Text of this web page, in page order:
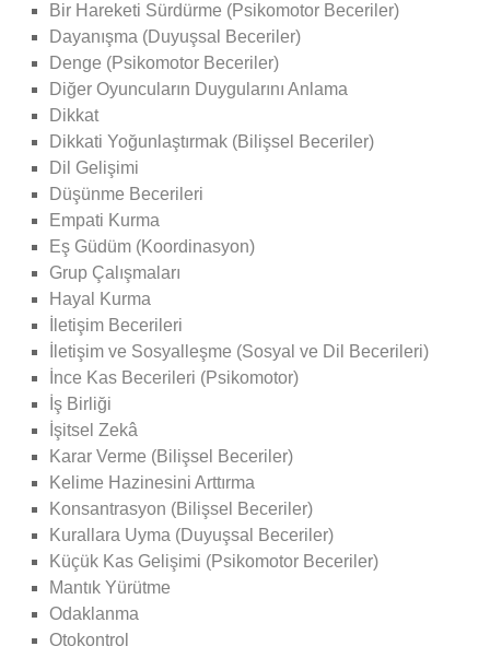
Bir Hareketi Sürdürme (Psikomotor Beceriler)
Dayanışma (Duyuşsal Beceriler)
Denge (Psikomotor Beceriler)
Diğer Oyuncuların Duygularını Anlama
Dikkat
Dikkati Yoğunlaştırmak (Bilişsel Beceriler)
Dil Gelişimi
Düşünme Becerileri
Empati Kurma
Eş Güdüm (Koordinasyon)
Grup Çalışmaları
Hayal Kurma
İletişim Becerileri
İletişim ve Sosyalleşme (Sosyal ve Dil Becerileri)
İnce Kas Becerileri (Psikomotor)
İş Birliği
İşitsel Zekâ
Karar Verme (Bilişsel Beceriler)
Kelime Hazinesini Arttırma
Konsantrasyon (Bilişsel Beceriler)
Kurallara Uyma (Duyuşsal Beceriler)
Küçük Kas Gelişimi (Psikomotor Beceriler)
Mantık Yürütme
Odaklanma
Otokontrol